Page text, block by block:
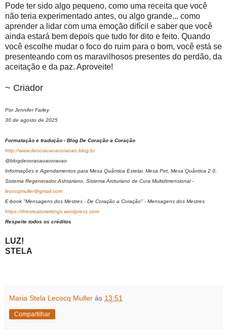
Pode ter sido algo pequeno, como uma receita que você
não teria experimentado antes, ou algo grande... como
aprender a lidar com uma emoção difícil e saber que você
ainda estará bem depois que tudo for dito e feito. Quando
você escolhe mudar o foco do ruim para o bom, você está se
presenteando com os maravilhosos presentes do perdão, da
aceitação e da paz. Aproveite!
~ Criador
Por Jennifer Farley
30 de agosto de 2025
Formatação e tradução - Blog De Coração a Coração
http://www.decoracaoacoracao.blog.br
@blogdecoracaoacoracao
Informações e Agendamentos para Mesa Quântica Estelar, Mesa Pet, Mesa Quântica 2.0,
Sistema Regenerador Ashtariano, Sistema Arcturiano de Cura Multidimensional -
lecocqmuller@gmail.com
E-book "Mensagens dos Mestres - De Coração a Coração" - Mensagens dos Mestres
https://thecreatorwritings.wordpress.com
Respeite todos os créditos
LUZ!
STELA
Maria Stela Lecocq Muller às 13:51
Compartilhar